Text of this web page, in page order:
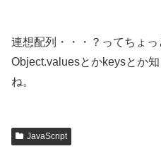
連想配列・・・？ってちょ
Object.valuesとかkeysとか
ね。
JavaScript